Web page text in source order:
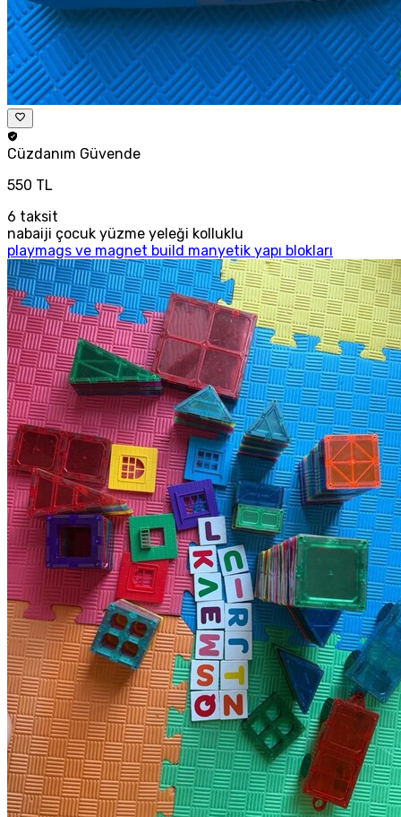
Cüzdanım Güvende
550 TL
6 taksit
nabaiji çocuk yüzme yeleği kolluklu
playmags ve magnet build manyetik yapı blokları